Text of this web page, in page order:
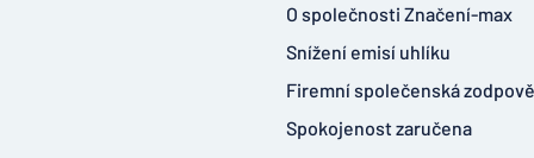
O společnosti Značení-max
Snížení emisí uhlíku
Firemní společenská
Spokojenost zaručena